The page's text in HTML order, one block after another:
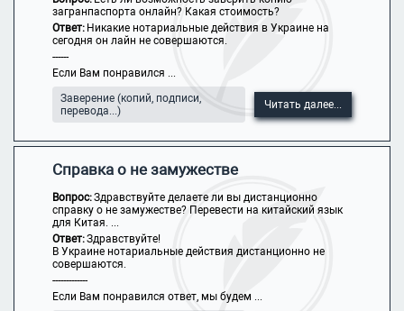
загранпаспорта онлайн? Какая стоимость?
Ответ: Никакие нотариальные действия в Украине на
сегодня он лайн не совершаются.
------
Если Вам понравился ...
Заверение (копий, подписи,
перевода...)
Читать далее...
Справка о не замужестве
Вопрос:Здравствуйте делаете ли вы дистанционно
справку о не замужестве? Перевести на китайский язык
для Китая. ...
Ответ:Здравствуйте!
В Украине нотариальные действия дистанционно не
совершаются.
-------------
Если Вам понравился ответ, мы будем ...